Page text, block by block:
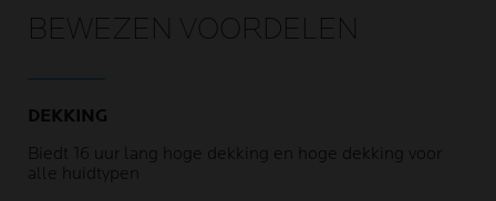
BEWEZEN VOORDELEN
DEKKING
Biedt 16 uur lang hoge dekking en hoge dekking voor
alle huidtypen